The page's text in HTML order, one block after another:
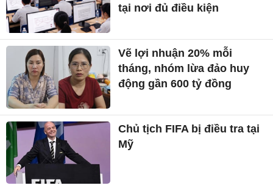
tại nơi đủ điều kiện
Vẽ lợi nhuận 20% mỗi
tháng, nhóm lừa đảo huy
động gần 600 tỷ đồng
Chủ tịch FIFA bị điều tra tại
Mỹ